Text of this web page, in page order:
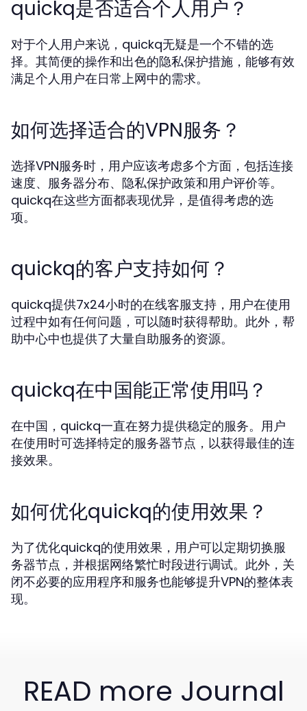
quickq是否适合个人用户？
对于个人用户来说，quickq无疑是一个不错的选
择。其简便的操作和出色的隐私保护措施，能够有效
满足个人用户在日常上网中的需求。
如何选择适合的VPN服务？
选择VPN服务时，用户应该考虑多个方面，包括连接
速度、服务器分布、隐私保护政策和用户评价等。
quickq在这些方面都表现优异，是值得考虑的选
项。
quickq的客户支持如何？
quickq提供7x24小时的在线客服支持，用户在使用
过程中如有任何问题，可以随时获得帮助。此外，帮
助中心中也提供了大量自助服务的资源。
quickq在中国能正常使用吗？
在中国，quickq一直在努力提供稳定的服务。用户
在使用时可选择特定的服务器节点，以获得最佳的连
接效果。
如何优化quickq的使用效果？
为了优化quickq的使用效果，用户可以定期切换服
务器节点，并根据网络繁忙时段进行调试。此外，关
闭不必要的应用程序和服务也能够提升VPN的整体表
现。
READ more Journal